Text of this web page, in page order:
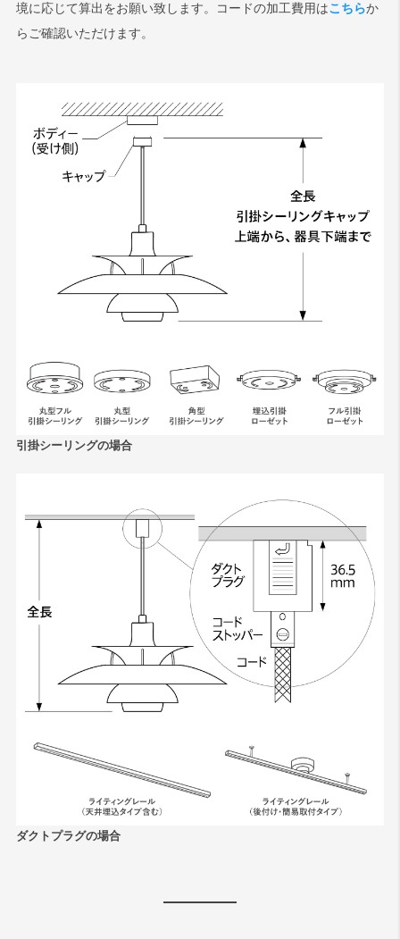
境に応じて算出をお願い致します。コードの加工費用はこちらか
らご確認いただけます。
引掛シーリングの場合
ダクトプラグの場合